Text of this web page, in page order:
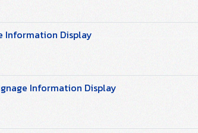
Information Display
Information Display